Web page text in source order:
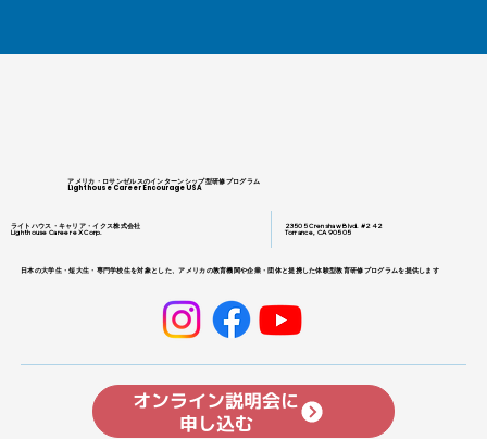
アメリカ・ロサンゼルスのインターンシップ型研修プログラム
Lighthouse Career Encourage USA
ライトハウス・キャリア・イクス株式会社
Lighthouse Career eX Corp.
23505 Crenshaw Blvd. #242
Torrance, CA 90505
日本の大学生・短大生・専門学校生を対象とした、アメリカの教育機関や企業・団体と提携した体験型教育研修プログラムを提供します
オンライン説明会に
申し込む